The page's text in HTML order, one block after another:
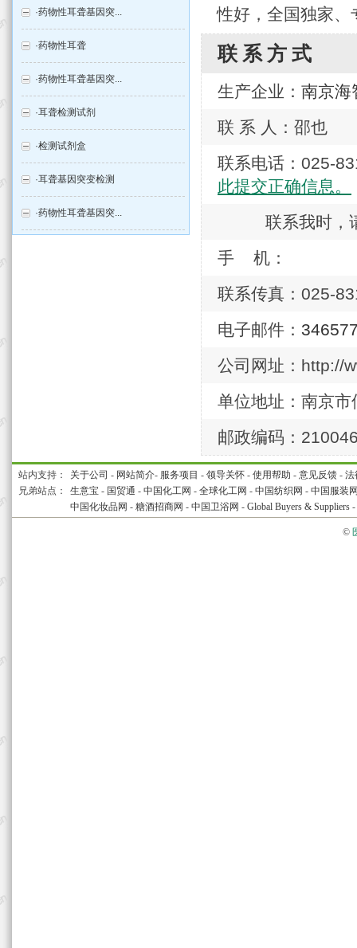
性好，全国独家、
联系方式
生产企业： 南京海
联 系 人：邵也
联系电话：
此提交正确信息。
联系我时，
手 机：
联系传真：025-
电子邮件：
公司网址：http://
单位地址：南京
邮政编码：
·药物性耳聋基因突...
·药物性耳聋
·药物性耳聋基因突...
·耳聋检测试剂
·检测试剂盒
·耳聋基因突变检测
·药物性耳聋基因突...
站内支持： 关于公司 - 网站简介- 服务项目 - 领导关怀 - 使用帮助 - 意见反馈 - 法
兄弟站点：
生意宝 - 国贸通 - 中国化工网 - 全球化工网 - 中国纺织网 - 中国服装
中国化妆品网 - 糖酒招商网 - 中国卫浴网 - Global Buyers & Suppliers -
©